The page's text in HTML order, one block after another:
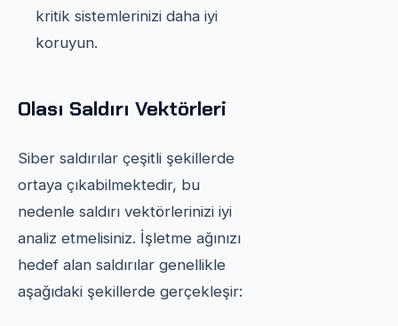
kritik sistemlerinizi daha iyi
koruyun.
Olası Saldırı Vektörleri
Siber saldırılar çeşitli şekillerde
ortaya çıkabilmektedir, bu
nedenle saldırı vektörlerinizi iyi
analiz etmelisiniz. İşletme ağınızı
hedef alan saldırılar genellikle
aşağıdaki şekillerde gerçekleşir: